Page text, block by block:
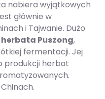
nabiera wyjątkowych
głównie w
i Tajwanie. Dużo
Puszong,
fermentacji. Jej
produkcji herbat